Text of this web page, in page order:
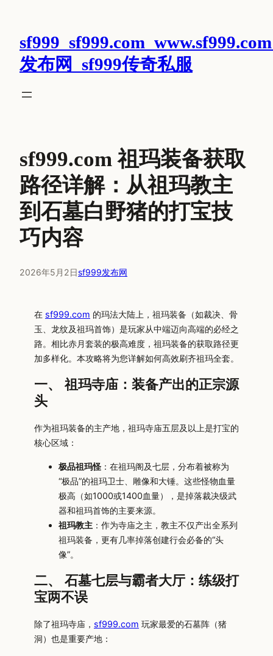
发布网_sf999传奇私服
sf999.com 祖玛装备获取
路径详解：从祖玛教主
到石墓白野猪的打宝技
巧内容
2026年5月2日sf999发布网
在 sf999.com 的玛法大陆上，祖玛装备（如裁决、骨
玉、龙纹及祖玛首饰）是玩家从中端迈向高端的必经之
路。相比赤月套装的极高难度，祖玛装备的获取路径更
加多样化。本攻略将为您详解如何高效刷齐祖玛全套。
一、 祖玛寺庙：装备产出的正宗源
头
作为祖玛装备的主产地，祖玛寺庙五层及以上是打宝的
核心区域：
极品祖玛怪 ：在祖玛阁及七层，分布着被称为
“极品”的祖玛卫士、雕像和大锤。这些怪物血量
极高（如1000或1400血量），是掉落裁决级武
器和祖玛首饰的主要来源。
祖玛教主 ：作为寺庙之主，教主不仅产出全系列
祖玛装备，更有几率掉落创建行会必备的“头
像”。
二、 石墓七层与霸者大厅：练级打
宝两不误
除了祖玛寺庙， sf999.com 玩家最爱的石墓阵（猪
洞）也是重要产地：